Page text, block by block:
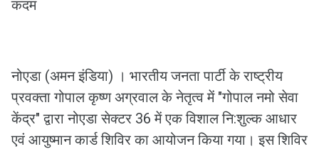
कदम
नोएडा (अमन इंडिया) । भारतीय जनता पार्टी के राष्ट्रीय
प्रवक्ता गोपाल कृष्ण अग्रवाल के नेतृत्व में "गोपाल नमो सेवा
केंद्र" द्वारा नोएडा सेक्टर 36 में एक विशाल नि:शुल्क आधार
एवं आयुष्मान कार्ड शिविर का आयोजन किया गया। इस शिविर